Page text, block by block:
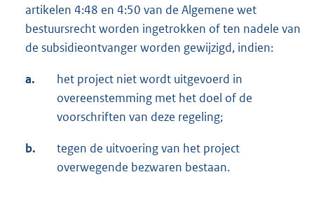
artikelen 4:48 en 4:50 van de Algemene wet
bestuursrecht worden ingetrokken of ten nadele van
de subsidieontvanger worden gewijzigd, indien:
a.
het project niet wordt uitgevoerd in
overeenstemming met het doel of de
voorschriften van deze regeling;
b.
tegen de uitvoering van het project
overwegende bezwaren bestaan.